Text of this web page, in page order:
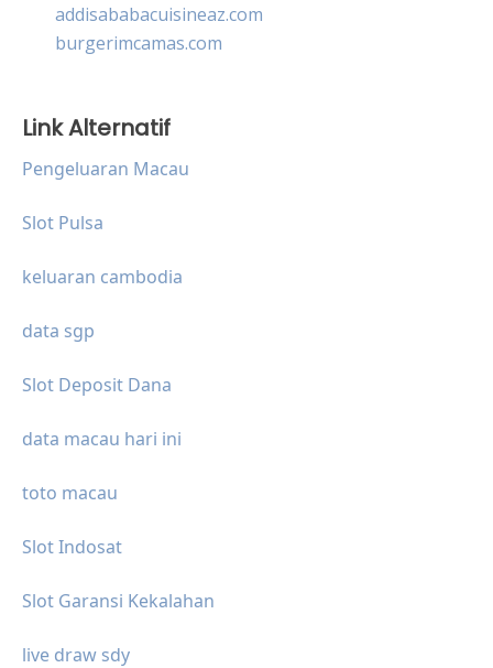
addisababacuisineaz.com
burgerimcamas.com
Link Alternatif
Pengeluaran Macau
Slot Pulsa
keluaran cambodia
data sgp
Slot Deposit Dana
data macau hari ini
toto macau
Slot Indosat
Slot Garansi Kekalahan
live draw sdy